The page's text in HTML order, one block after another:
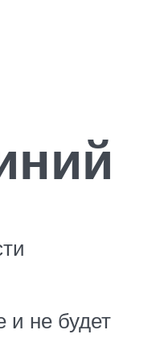
не будет